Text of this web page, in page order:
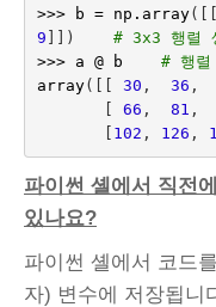
>>>
b = np . array([[
9 ]])
# 3x3 행렬
>>>
a @ b
# 행렬
array([[ 30 , 36 ,
[
66 , 81 ,
[ 102 , 126 ,
파이썬 셸에서 직전
있나요?
파이썬 셸에서 코드
자) 변수에 저장됩니